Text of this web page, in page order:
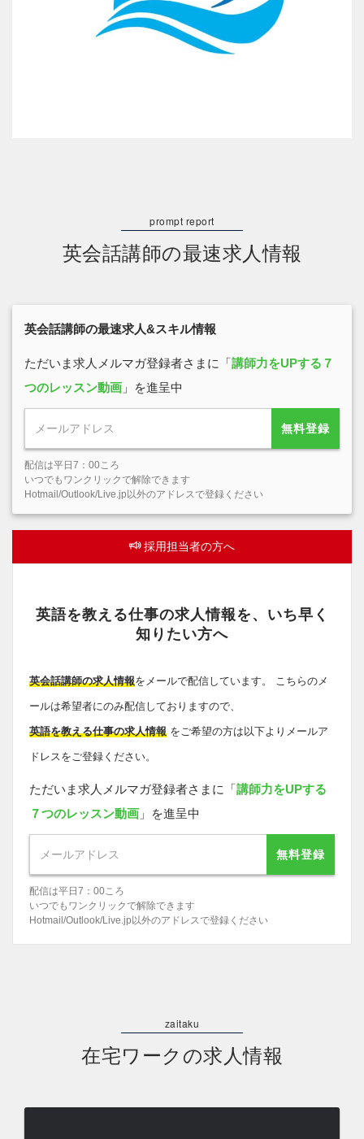
英会話講師の最速求人情報
英会話講師の最速求人&スキル情報
ただいま求人メルマガ登録者さまに「講師力をUPする７
つのレッスン動画 」を進呈中
無料登録
配信は平日7：00ころ
いつでもワンクリックで解除できます
Hotmail/Outlook/Live.jp以外のアドレスで登録ください
採用担当者の方へ
英語を教える仕事の求人情報を、いち早く
知りたい方へ
英会話講師の求人情報をメールで配信しています。 こちらのメ
ールは希望者にのみ配信しておりますので、
英語を教える仕事の求人情報 をご希望の方は以下よりメールア
ドレスをご登録ください。
ただいま求人メルマガ登録者さまに「講師力をUPする
７つのレッスン動画 」を進呈中
無料登録
配信は平日7：00ころ
いつでもワンクリックで解除できます
Hotmail/Outlook/Live.jp以外のアドレスで登録ください
在宅ワークの求人情報